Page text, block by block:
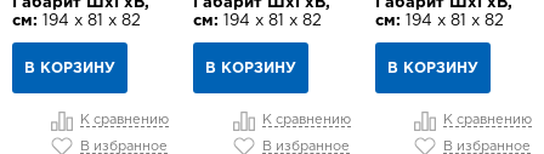
Габарит ШхГхВ,
см: 194 х 81 х 82
В КОРЗИНУ
К сравнению
В избранное
Габарит ШхГхВ,
см:
194 х 81 х 82
В КОРЗИНУ
К сравнению
В избранное
Габарит ШхГхВ,
см: 194 х 81 х 82
В КОРЗИНУ
К сравнению
В избранное